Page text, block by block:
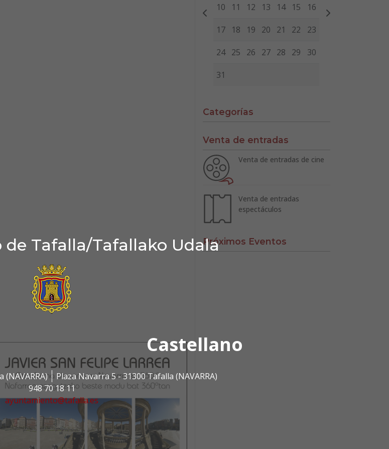
Tafalla/Tafallako Udala
Castellano
(NAVARRA)
Plaza Navarra 5 - 31300 Tafalla (NAVARRA)
948 70 18 11
ayuntamiento@tafalla.es
10 11 12 13 14 15 16
17 18 19 20 21 22 23
24 25 26 27 28 29 30
31
Categorías
Venta de entradas
Venta de entradas de cine
Venta de entradas
espectáculos
Próximos Eventos